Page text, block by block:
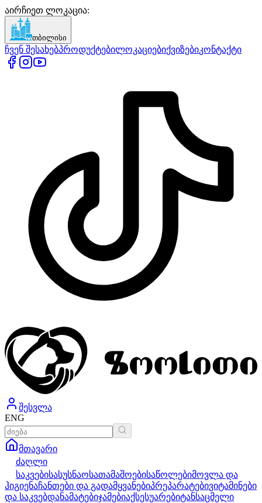
აირჩიეთ ლოკაცია:
თბილისი
ჩვენ შესახებპროდუქტებილოკაციებიქვიზებიკონტაქტი
შესვლა
ENG
მთავარი
ძაღლი
საკვებისასუსნაოსათამაშოებისაწოლებიმოვლა და
ჰიგიენაჩანთები და გადამყვანებიპრეპარატებივიტამინები
და საკვებდანამატებიჯამებიაქსესუარებიტანსაცმელი